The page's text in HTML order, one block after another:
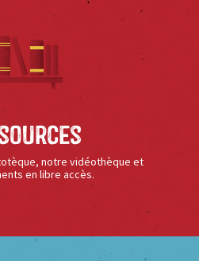
notre vidéothèque et
en libre accès.